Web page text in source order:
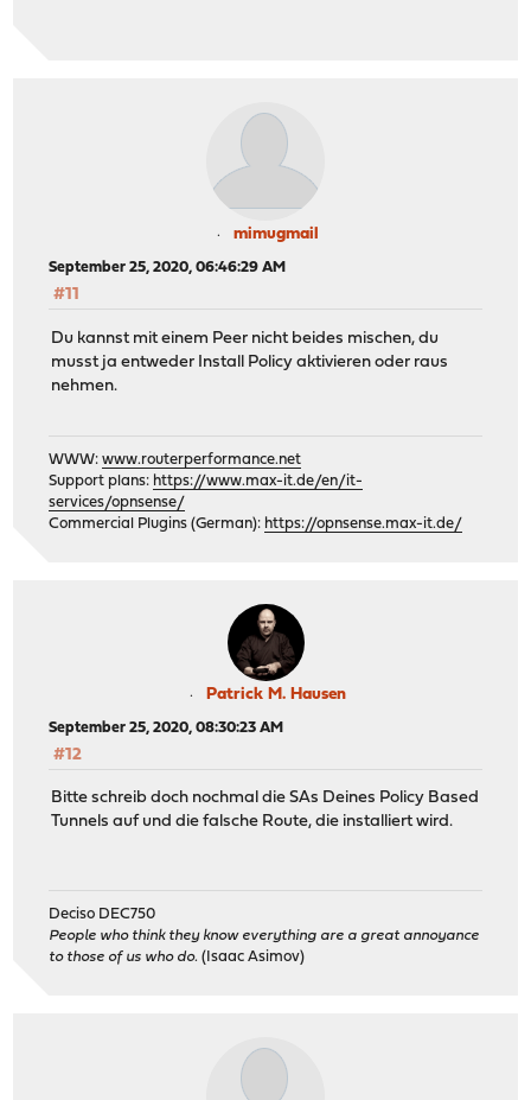
mimugmail
September 25, 2020, 06:46:29 AM
#11
Du kannst mit einem Peer nicht beides mischen, du
musst ja entweder Install Policy aktivieren oder raus
nehmen.
WWW:www.routerperformance.net
Support plans: https://www.max-it.de/en/it-
services/opnsense/
Commercial Plugins (German): https://opnsense.max-it.de/
Patrick M. Hausen
September 25, 2020, 08:30:23 AM
#12
Bitte schreib doch nochmal die SAs Deines Policy Based
Tunnels auf und die falsche Route, die installiert wird.
Deciso DEC750
People who think they know everything are a great annoyance
to those of us who do. (Isaac Asimov)